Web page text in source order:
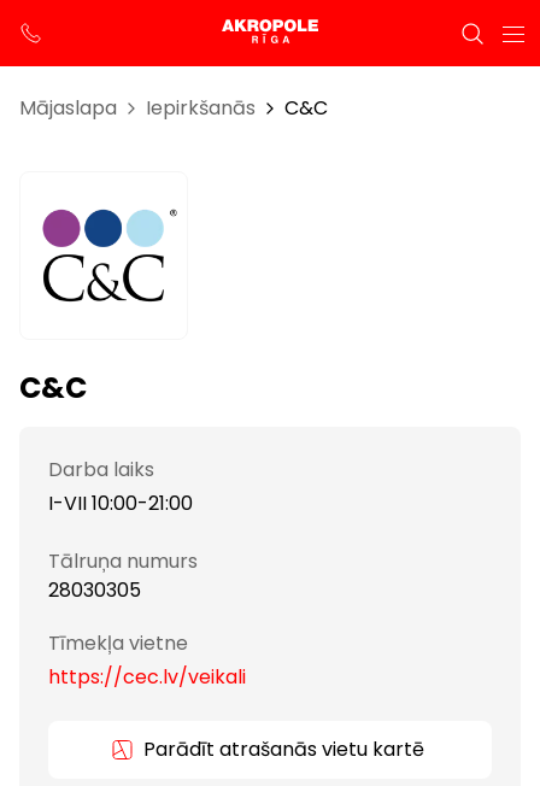
Mājaslapa Iepirkšanās C&C
C&C
Darba laiks
I-VII 10:00-21:00
Tālruņa numurs
28030305
Tīmekļa vietne
https://cec.lv/veikali
Parādīt atrašanās vietu kartē